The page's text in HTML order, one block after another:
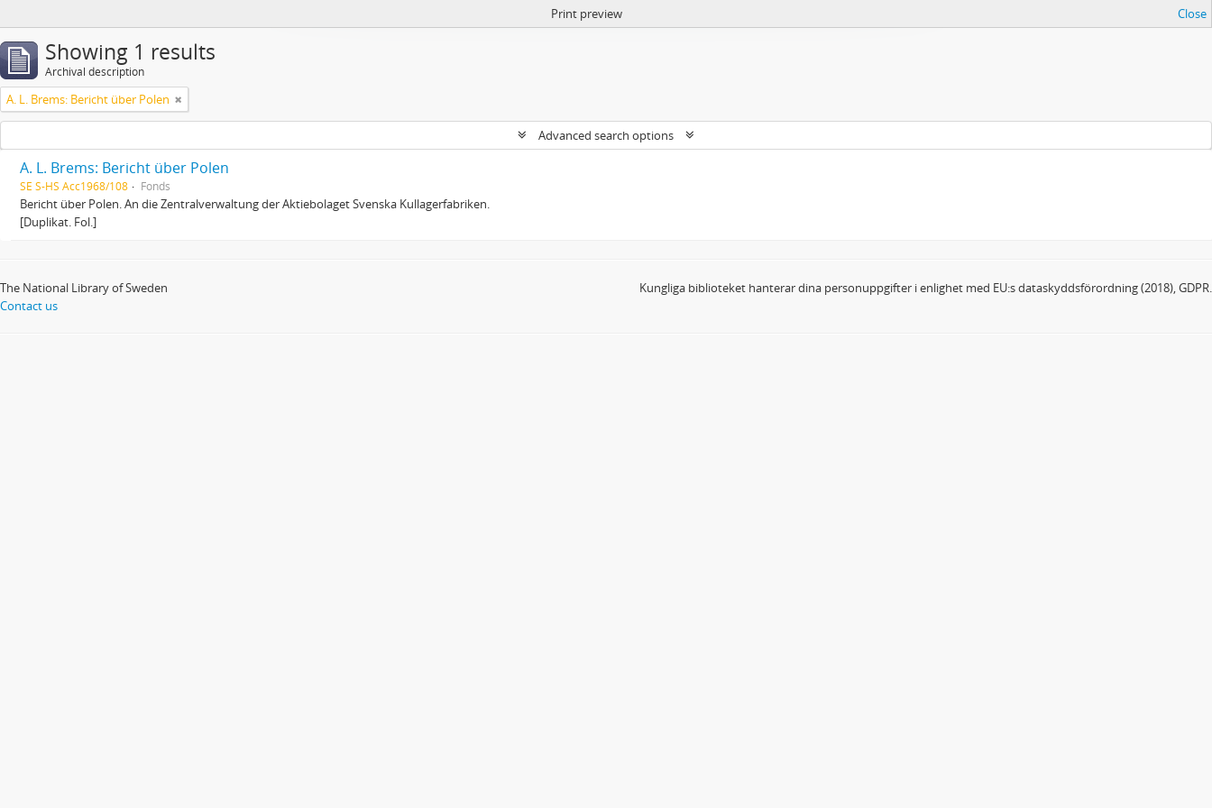
Print preview Close
Showing 1 results
Archival description
A. L. Brems: Bericht über Polen
Advanced search options
A. L. Brems: Bericht über Polen
SE S-HS Acc1968/108 Fonds
Bericht über Polen. An die Zentralverwaltung der Aktiebolaget Svenska Kullagerfabriken.
[Duplikat. Fol.]
The National Library of Sweden
Contact us
Kungliga biblioteket hanterar dina personuppgifter i enlighet med EU:s dataskyddsförordning (2018), GDPR.